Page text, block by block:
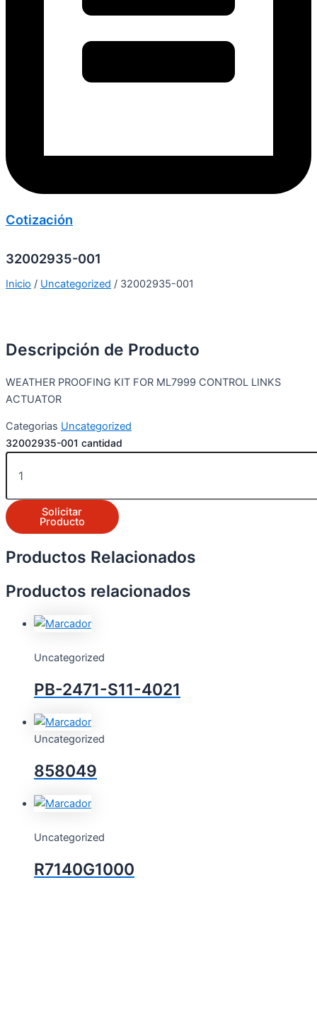
Cotización
32002935-001
Inicio / Uncategorized / 32002935-001
Descripción de Producto
WEATHER PROOFING KIT FOR ML7999 CONTROL LINKS
ACTUATOR
Categorias Uncategorized
32002935-001 cantidad
Solicitar
Producto
Productos Relacionados
Productos relacionados
Uncategorized
PB-2471-S11-4021
Uncategorized
858049
Uncategorized
R7140G1000